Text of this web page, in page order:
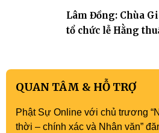
Lâm Đồng: Chùa
tổ chức lễ Hằng
QUAN TÂM & HỖ TRỢ
Phật Sự Online với chủ trương
thời – chính xác và Nhân văn”